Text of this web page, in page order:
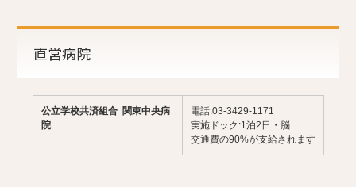
直営病院
公立学校共済組合 関東中央病
院
電話:03-3429-1171
実施ドック:1泊2日・脳
交通費の90%が支給されます